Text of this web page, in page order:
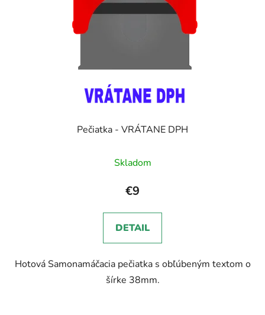
Pečiatka - VRÁTANE DPH
Skladom
€9
DETAIL
Hotová Samonamáčacia pečiatka s obľúbeným textom o
šírke 38mm.